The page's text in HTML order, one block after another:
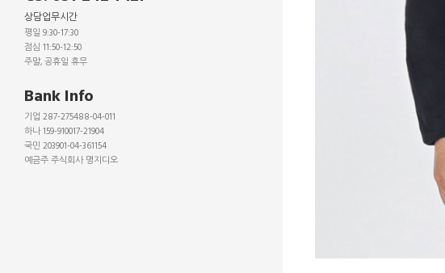
상담업무시간
평일 9:30-17:30
점심 11:50-12:50
주말, 공휴일 휴무
Bank Info
기업 287-275488-04-011
하나 159-910017-21904
국민 203901-04-361154
예금주 주식회사 명지디오